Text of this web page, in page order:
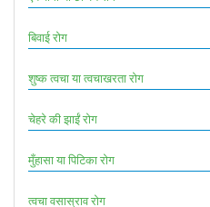
बिवाई रोग
शुष्क त्वचा या त्वचाखरता रोग
चेहरे की झाईं रोग
मुँहासा या पिटिका रोग
त्वचा वसास्राव रोग